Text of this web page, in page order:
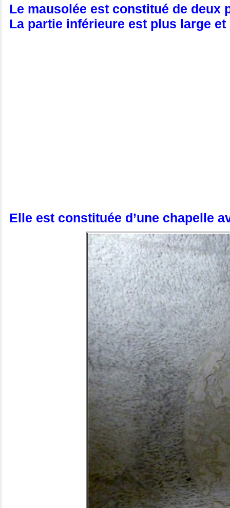
Le mausolée est constitué de
La partie inférieure est plus large
Elle est constituée d’une chapelle